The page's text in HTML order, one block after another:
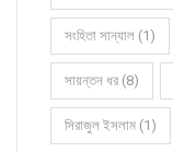
সংহিতা সান্যাল (1)
সায়ন্তন ধর (8)
সিরাজুল ইসলাম (1)